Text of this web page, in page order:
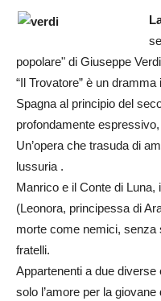
popolare" di Giuseppe
“Il Trovatore” è un
Spagna al principio del
profondamente
Un’opera che trasuda di
lussuria .
Manrico e il Conte di
(Leonora, principessa di
morte come nemici, senza
fratelli.
Appartenenti a due
solo l’amore per la